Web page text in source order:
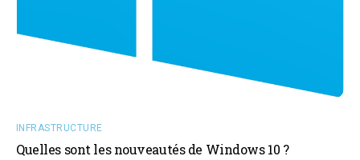
INFRASTRUCTURE
Quelles sont les nouveautés de Windows 10 ?